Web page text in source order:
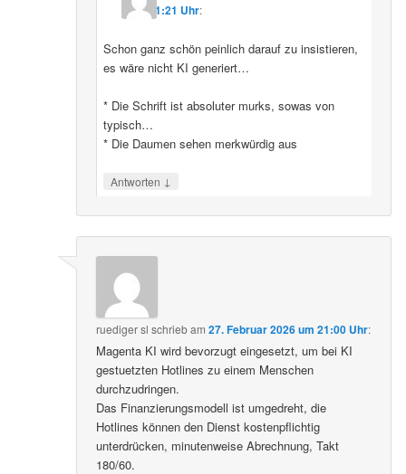
11:21 Uhr:
Schon ganz schön peinlich darauf zu insistieren,
es wäre nicht KI generiert…
* Die Schrift ist absoluter murks, sowas von
typisch…
* Die Daumen sehen merkwürdig aus
Antworten ↓
ruediger sl schriebam27. Februar 2026 um 21:00 Uhr:
Magenta KI wird bevorzugt eingesetzt, um bei KI
gestuetzten Hotlines zu einem Menschen
durchzudringen.
Das Finanzierungsmodell ist umgedreht, die
Hotlines können den Dienst kostenpflichtig
unterdrücken, minutenweise Abrechnung, Takt
180/60.